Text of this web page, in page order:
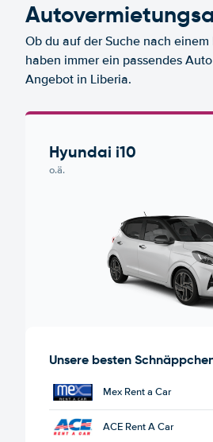
Ob du auf der Suche nach
haben immer ein passendes
Angebot in Liberia.
Hyundai i10
o.ä.
Unsere besten
Mex Rent a Car
ACE Rent A Car